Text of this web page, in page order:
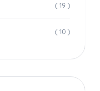
( 19 )
( 10 )